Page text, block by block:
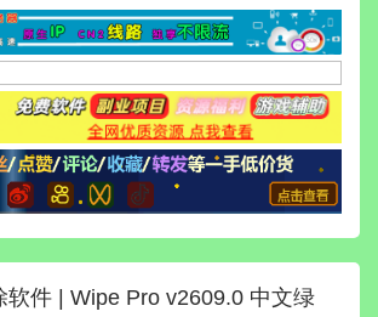
软件 | Wipe Pro v2609.0 中文绿